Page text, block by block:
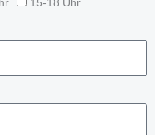
15-18 Uhr